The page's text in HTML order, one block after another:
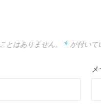
とはありません。 * が付いて